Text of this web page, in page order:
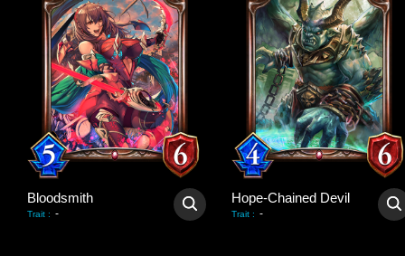
Bloodsmith
Trait : -
Hope-Chained Devil
Trait : -